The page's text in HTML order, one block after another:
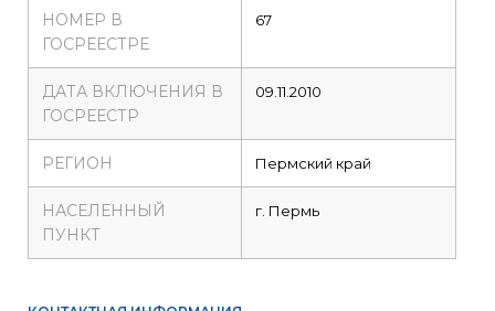
НОМЕР В
ГОСРЕЕСТРЕ
67
ДАТА ВКЛЮЧЕНИЯ В
ГОСРЕЕСТР
09.11.2010
РЕГИОН Пермский край
НАСЕЛЕННЫЙ
ПУНКТ
г. Пермь